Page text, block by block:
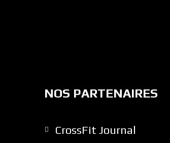
NOS PARTENAIRES
CrossFit Journal